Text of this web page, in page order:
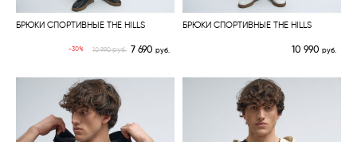
БРЮКИ СПОРТИВНЫЕ THE HILLS
-30% 10 990руб. 7 690 руб.
БРЮКИ СПОРТИВНЫЕ THE HILLS
10 990руб.